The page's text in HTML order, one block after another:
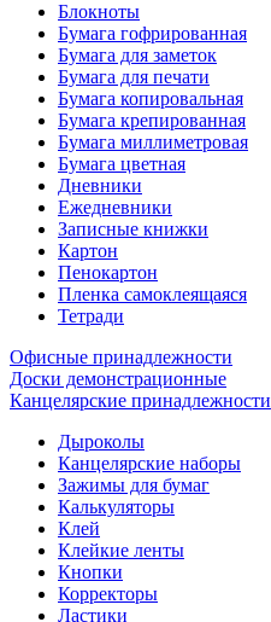
Блокноты
Бумага гофрированная
Бумага для заметок
Бумага для печати
Бумага копировальная
Бумага крепированная
Бумага миллиметровая
Бумага цветная
Дневники
Ежедневники
Записные книжки
Картон
Пенокартон
Пленка самоклеящаяся
Тетради
Офисные принадлежности
Доски демонстрационные
Канцелярские принадлежности
Дыроколы
Канцелярские наборы
Зажимы для бумаг
Калькуляторы
Клей
Клейкие ленты
Кнопки
Корректоры
Ластики